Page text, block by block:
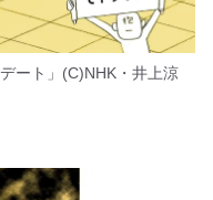
ート」(C)NHK・井上涼